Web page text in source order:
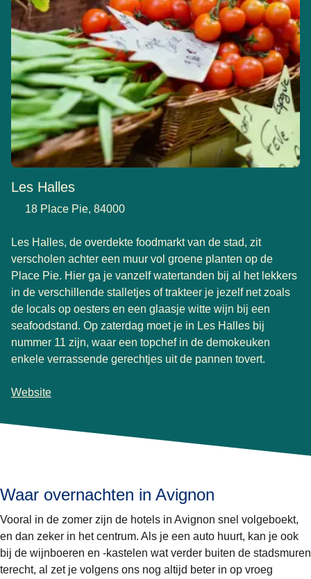
Les Halles
18 Place Pie, 84000
Les Halles, de overdekte foodmarkt van de stad, zit
verscholen achter een muur vol groene planten op de
Place Pie. Hier ga je vanzelf watertanden bij al het lekkers
in de verschillende stalletjes of trakteer je jezelf net zoals
de locals op oesters en een glaasje witte wijn bij een
seafoodstand. Op zaterdag moet je in Les Halles bij
nummer 11 zijn, waar een topchef in de demokeuken
enkele verrassende gerechtjes uit de pannen tovert.
Website
Waar overnachten in Avignon
Vooral in de zomer zijn de hotels in Avignon snel volgeboekt,
en dan zeker in het centrum. Als je een auto huurt, kan je ook
bij de wijnboeren en -kastelen wat verder buiten de stadsmuren
terecht, al zet je volgens ons nog altijd beter in op vroeg